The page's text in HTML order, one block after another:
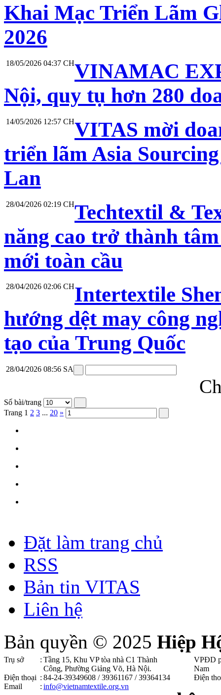
Khai Mạc Triển Lãm
2026
18/05/2026 04:37 CHVINAMAC
Nội, quy tụ hơn 280
14/05/2026 12:57 CHVITAS mời
triển lãm Asia
Lan
28/04/2026 02:19 CHTechtextil &
năng cao trở thành
mới toàn cầu
28/04/2026 02:06 CHIntertextile
hướng dệt may công
tạo của Trung Quốc
28/04/2026 08:56 SA
Số bài/trang
Trang 1 2 3 ... 20 »
Đặt làm trang chủ
RSS
Bản tin VITAS
Liên hệ
Bản quyền © 2025 Hiệp
Trụ sở : Tầng 15, Khu VP tòa nhà C1 Thành
Công, Phường Giảng Võ, Hà Nội .
Điện thoại : 84-24-39349608 / 39361167 / 39364134
Email
: info@vietnamtextile.org.vn
VPĐD
Nam
Điện